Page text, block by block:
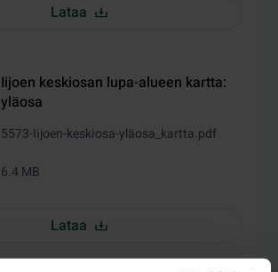
Lataa
Iijoen keskiosan lupa-alueen kartta:
yläosa
5573-Iijoen-keskiosa-yläosa_kartta.pdf
6.4 MB
Lataa